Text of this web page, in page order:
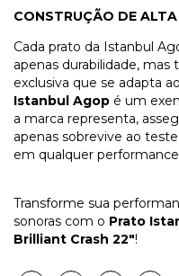
CONSTRUÇÃO DE
Cada prato da Istanbul
apenas durabilidade,
exclusiva que se adapta
Istanbul Agop é um
a marca representa,
apenas sobrevive ao
em qualquer
Transforme sua
sonoras com o Prato
Brilliant Crash 22"!